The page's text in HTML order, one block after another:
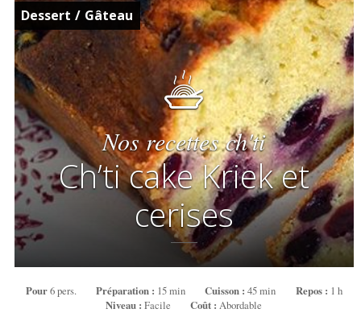
Dessert / Gâteau
Nos recettes ch'ti
Ch’ti cake Kriek et
cerises
Pour6 pers. Préparation : 15 min Cuisson :45 min Repos : 1 h
Niveau : Facile Coût : Abordable